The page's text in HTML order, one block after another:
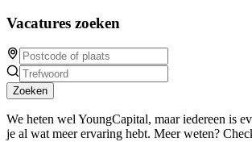
Vacatures zoeken
Zoeken
We heten wel YoungCapital, maar iedereen is
je al wat meer ervaring hebt. Meer weten?